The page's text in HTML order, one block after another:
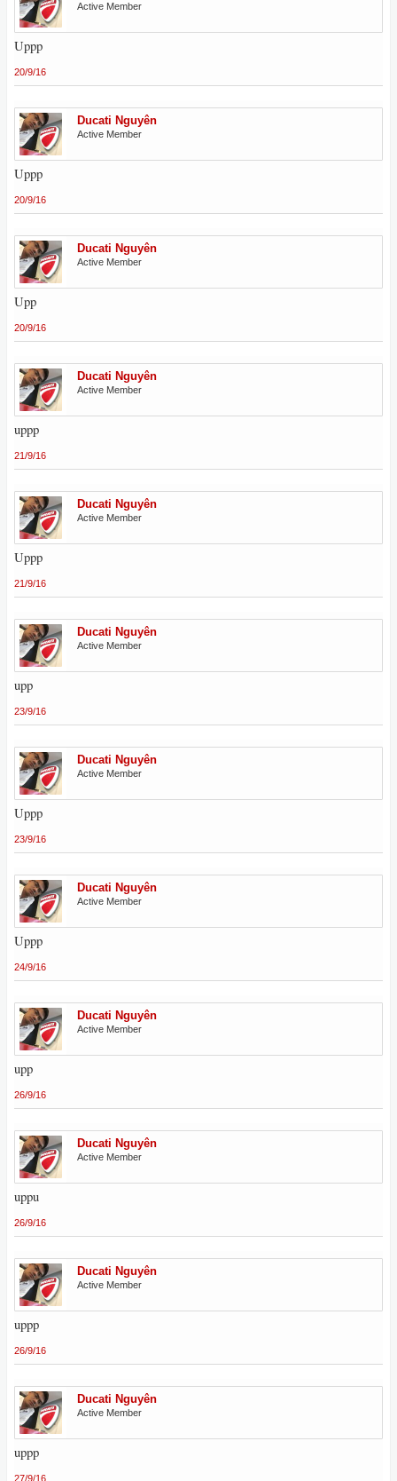
Active Member
Uppp
20/9/16
Ducati Nguyên
Active Member
Uppp
20/9/16
Ducati Nguyên
Active Member
Upp
20/9/16
Ducati Nguyên
Active Member
uppp
21/9/16
Ducati Nguyên
Active Member
Uppp
21/9/16
Ducati Nguyên
Active Member
upp
23/9/16
Ducati Nguyên
Active Member
Uppp
23/9/16
Ducati Nguyên
Active Member
Uppp
24/9/16
Ducati Nguyên
Active Member
upp
26/9/16
Ducati Nguyên
Active Member
uppu
26/9/16
Ducati Nguyên
Active Member
uppp
26/9/16
Ducati Nguyên
Active Member
uppp
27/9/16